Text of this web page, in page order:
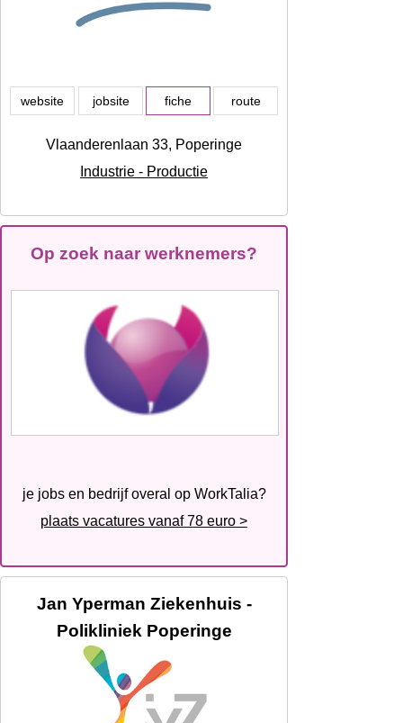
website jobsite fiche route
Vlaanderenlaan 33, Poperinge
Industrie - Productie
Op zoek naar werknemers?
je jobs en bedrijf overal op WorkTalia?
plaats vacatures vanaf 78 euro >
Jan Yperman Ziekenhuis -
Polikliniek Poperinge